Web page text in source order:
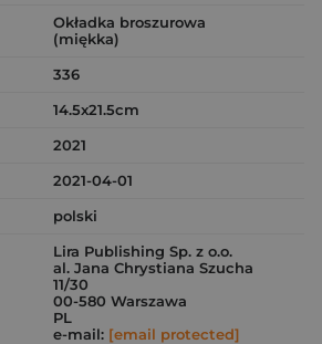
Okładka broszurowa
(miękka)
336
14.5x21.5cm
2021
2021-04-01
polski
Lira Publishing Sp. z o.o.
al. Jana Chrystiana Szucha
11/30
00-580 Warszawa
PL
e-mail: [email protected]